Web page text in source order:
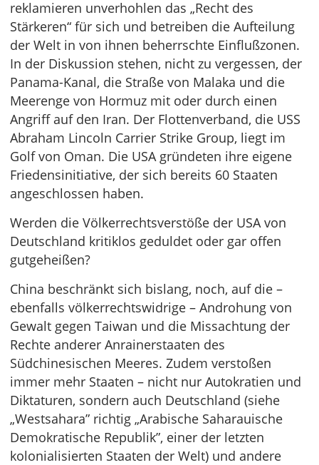
reklamieren unverhohlen das „Recht des
Stärkeren“ für sich und betreiben die Aufteilung
der Welt in von ihnen beherrschte Einflußzonen.
In der Diskussion stehen, nicht zu vergessen, der
Panama-Kanal, die Straße von Malaka und die
Meerenge von Hormuz mit oder durch einen
Angriff auf den Iran. Der Flottenverband, die USS
Abraham Lincoln Carrier Strike Group, liegt im
Golf von Oman. Die USA gründeten ihre eigene
Friedensinitiative, der sich bereits 60 Staaten
angeschlossen haben.
Werden die Völkerrechtsverstöße der USA von
Deutschland kritiklos geduldet oder gar offen
gutgeheißen?
China beschränkt sich bislang, noch, auf die –
ebenfalls völkerrechtswidrige – Androhung von
Gewalt gegen Taiwan und die Missachtung der
Rechte anderer Anrainerstaaten des
Südchinesischen Meeres. Zudem verstoßen
immer mehr Staaten – nicht nur Autokratien und
Diktaturen, sondern auch Deutschland (siehe
„Westsahara” richtig „Arabische Saharauische
Demokratische Republik”, einer der letzten
kolonialisierten Staaten der Welt) und andere